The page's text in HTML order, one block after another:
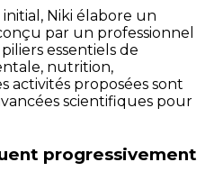
Niki élabore un
par un professionnel
essentiels de
nutrition,
activités proposées sont
scientifiques pour
progressivement